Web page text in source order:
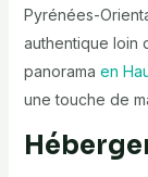
Pyrénées-
authentique loin
panorama en
une touche de